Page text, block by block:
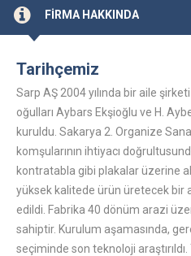
FİRMA HAKKINDA
Tarihçemiz
Sarp AŞ 2004 yılında bir aile
oğulları Aybars Ekşioğlu ve H.
kuruldu. Sakarya 2. Organize
komşularının ihtiyacı
kontratabla gibi plakalar üzerine
yüksek kalitede ürün üretecek bir
edildi. Fabrika 40 dönüm arazi
sahiptir. Kurulum aşamasında,
seçiminde son teknoloji